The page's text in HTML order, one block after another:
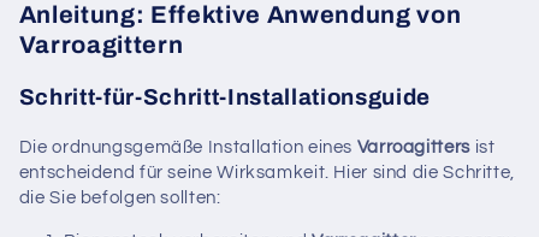
Anleitung: Effektive Anwendung von
Varroagittern
Schritt-für-Schritt-Installationsguide
Die ordnungsgemäße Installation eines Varroagittersist
entscheidend für seine Wirksamkeit. Hier sind die Schritte,
die Sie befolgen sollten: